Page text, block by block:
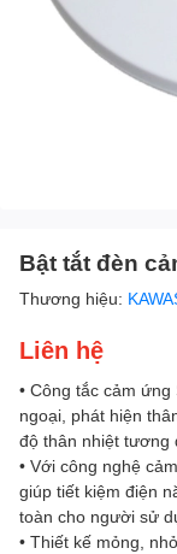
Bật tắt đèn
Thương hiệu:
Liên hệ
• Công tắc cảm
ngoại, phát hiện
độ thân nhiệt tương
• Với công nghệ
giúp tiết kiệm điện
toàn cho người sử
• Thiết kế mỏng,